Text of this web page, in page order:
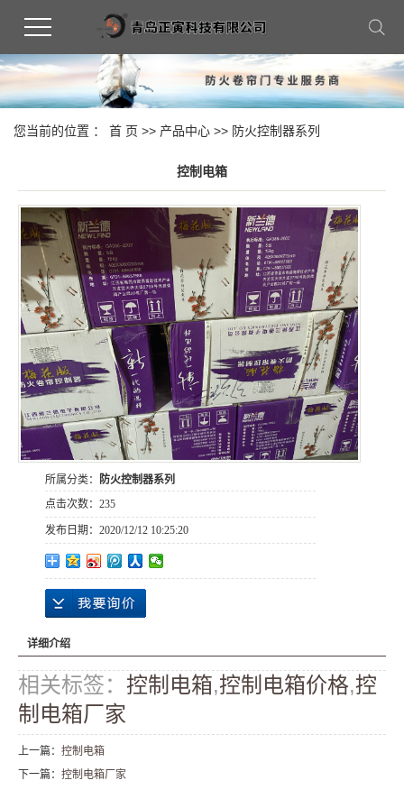
您当前的位置 ： 首 页 >> 产品中心 >> 防火控制器系列
控制电箱
所属分类：
防火控制器系列
点击次数： 235
发布日期： 2020/12/12 10:25:20
详细介绍
相关标签： 控制电箱,控制电箱价格,控
制电箱厂家
上一篇： 控制电箱
下一篇： 控制电箱厂家